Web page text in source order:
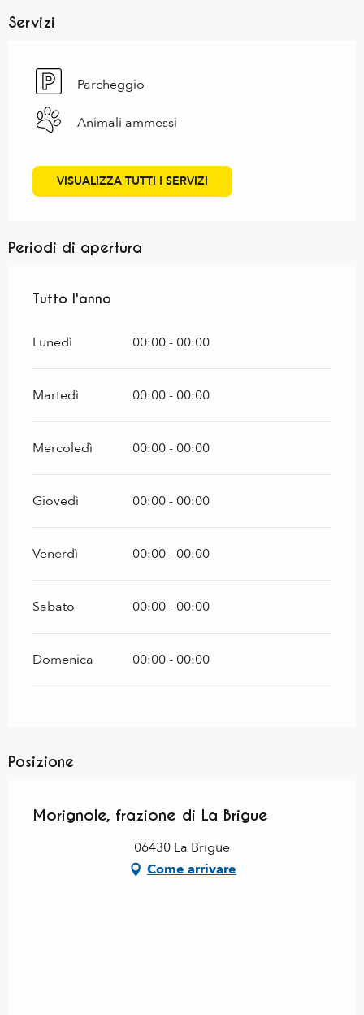
Servizi
Parcheggio
Animali ammessi
VISUALIZZA TUTTI I SERVIZI
Periodi di apertura
Tutto l'anno
Tutto l'anno
Lunedì 00:00 - 00:00
Martedì 00:00 - 00:00
Mercoledì 00:00 - 00:00
Giovedì 00:00 - 00:00
Venerdì 00:00 - 00:00
Sabato 00:00 - 00:00
Domenica 00:00 - 00:00
Posizione
Morignole, frazione di La Brigue
06430 La Brigue
Come arrivare